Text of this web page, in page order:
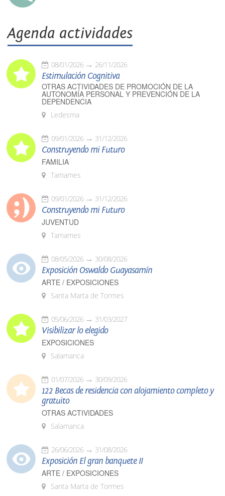
Agenda actividades
08/01/2026 26/11/2026
Estimulación Cognitiva
OTRAS ACTIVIDADES DE PROMOCIÓN DE LA
AUTONOMÍA PERSONAL Y PREVENCIÓN DE LA
DEPENDENCIA
Ledesma
09/01/2026 31/12/2026
Construyendo mi Futuro
FAMILIA
Tamames
09/01/2026 31/12/2026
Construyendo mi Futuro
JUVENTUD
Tamames
08/05/2026 30/08/2026
Exposición Oswaldo Guayasamín
ARTE / EXPOSICIONES
Santa Marta de Tormes
05/06/2026 31/03/2027
Visibilizar lo elegido
EXPOSICIONES
Salamanca
01/07/2026 30/09/2026
122 Becas de residencia con alojamiento completo y
gratuito
OTRAS ACTIVIDADES
Salamanca
26/06/2026 31/08/2026
Exposición El gran banquete II
ARTE / EXPOSICIONES
Santa Marta de Tormes